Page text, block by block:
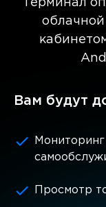
Терминал
Вам будут
Просмотр